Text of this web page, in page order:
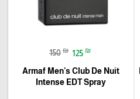
150 ₪ 125 ₪
Armaf Men's Club De Nuit
Intense EDT Spray